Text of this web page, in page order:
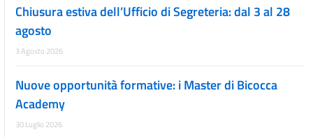
Chiusura estiva dell’Ufficio di Segreteria: dal 3 al 28
agosto
3 Agosto 2026
Nuove opportunità formative: i Master di Bicocca
Academy
30 Luglio 2026